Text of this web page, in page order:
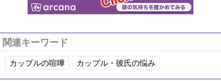
関連キーワード
カップルの喧嘩 カップル・彼氏の悩み